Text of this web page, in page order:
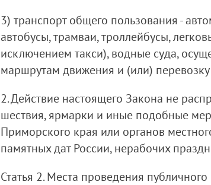
3) транспорт общего пользования -
автобусы, трамваи, троллейбусы,
исключением такси), водные суда,
маршрутам движения и (или) перевозку
2. Действие настоящего Закона не
шествия, ярмарки и иные подобные
Приморского края или органов
памятных дат России, нерабочих
Статья 2. Места проведения